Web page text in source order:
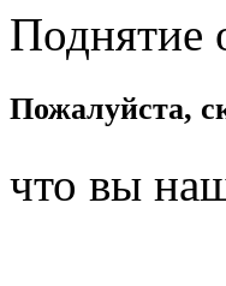
Поднятие
Пожалуйста,
что вы